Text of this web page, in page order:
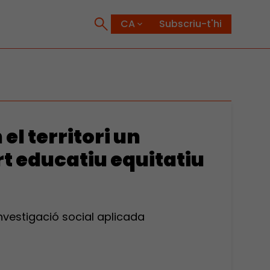
Subscriu-t'hi
el territori un
educatiu equitatiu
social aplicada